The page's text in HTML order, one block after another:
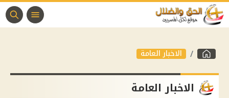
الاخبار العامة
الاخبار العامة